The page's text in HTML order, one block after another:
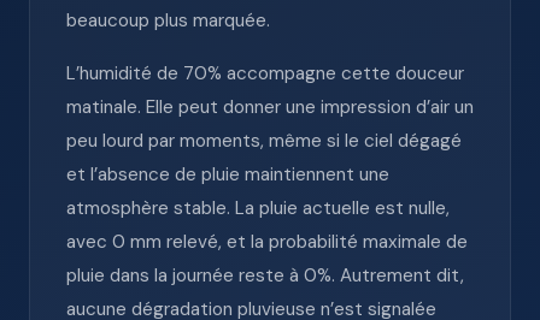
beaucoup plus marquée.
L’humidité de 70% accompagne cette douceur
matinale. Elle peut donner une impression d’air un
peu lourd par moments, même si le ciel dégagé
et l’absence de pluie maintiennent une
atmosphère stable. La pluie actuelle est nulle,
avec 0 mm relevé, et la probabilité maximale de
pluie dans la journée reste à 0%. Autrement dit,
aucune dégradation pluvieuse n’est signalée